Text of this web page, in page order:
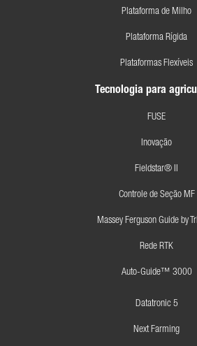
Plataforma de Milho
Plataforma Rígida
Plataformas Flexíveis
Tecnologia para
FUSE
Inovação
Fieldstar® II
Controle de Seção MF
Massey Ferguson Guide by
Rede RTK
Auto-Guide™ 3000
Datatronic 5
Next Farming